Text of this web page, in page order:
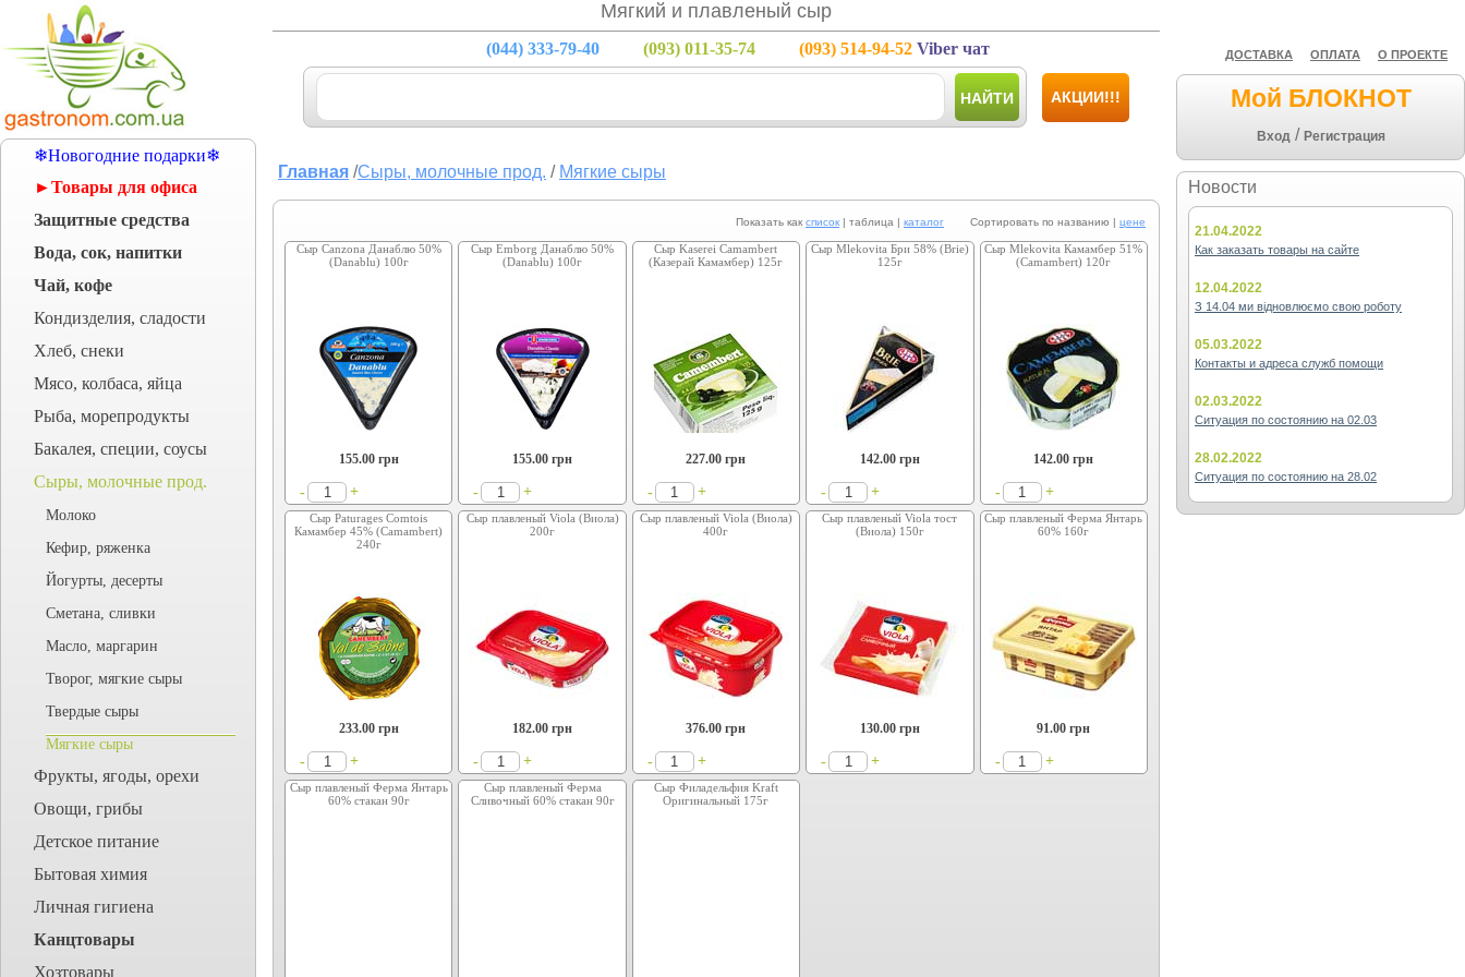
❄Новогодние подарки❄
►Товары для офиса
Защитные средства
Вода, сок, напитки
Чай, кофе
Кондизделия, сладости
Хлеб, снеки
Мясо, колбаса, яйца
Рыба, морепродукты
Бакалея, специи, соусы
Сыры, молочные прод.
Молоко
Кефир, ряженка
Йогурты, десерты
Сметана, сливки
Масло, маргарин
Творог, мягкие сыры
Твердые сыры
Мягкие сыры
Фрукты, ягоды, орехи
Овощи, грибы
Детское питание
Бытовая химия
Личная гигиена
Канцтовары
Хозтовары
ДОСТАВКА ОПЛАТА О ПРОЕКТЕ
Мой БЛОКНОТ
Вход / Регистрация
Новости
21.04.2022
Как заказать товары на сайте
12.04.2022
З 14.04 ми відновлюємо свою роботу
05.03.2022
Контакты и адреса служб помощи
02.03.2022
Ситуация по состоянию на 02.03
28.02.2022
Ситуация по состоянию на 28.02
Мягкий и плавленый сыр
(044) 333-79-40 (093) 011-35-74 (093) 514-94-52 Viber чат
НАЙТИ АКЦИИ!!!
Главная /Сыры, молочные прод. / Мягкие сыры
Показать как список | таблица | каталог Сортировать по названию | цене
Сыр Canzona Данаблю 50%
(Danablu) 100г
155.00грн
- +
Сыр Emborg Данаблю 50%
(Danablu) 100г
155.00 грн
- +
Сыр Kaserei Camambert
(Казерай Камамбер) 125г
227.00 грн
- +
Сыр Mlekovita Бри 58% (Brie)
125г
142.00грн
- +
Сыр Mlekovita Камамбер 51%
(Camambert) 120г
142.00 грн
- +
Сыр Paturages Comtois
Камамбер 45% (Camambert)
240г
233.00грн
- +
Сыр плавленый Viola (Виола)
200г
182.00 грн
- +
Сыр плавленый Viola (Виола)
400г
376.00 грн
- +
Сыр плавленый Viola тост
(Виола) 150г
130.00грн
- +
Сыр плавленый Ферма Янтарь
60% 160г
91.00 грн
- +
Сыр плавленый Ферма Янтарь
60% стакан 90г
Сыр плавленый Ферма
Сливочный 60% стакан 90г
Сыр Филадельфия Kraft
Оригинальный 175г